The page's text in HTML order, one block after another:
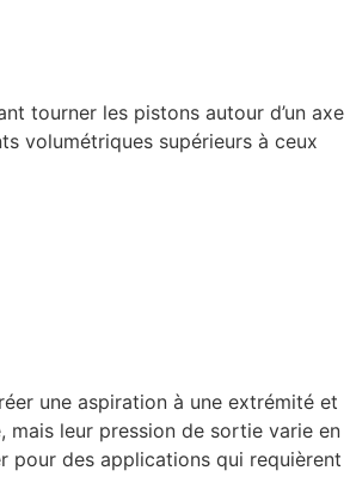
tourner les pistons autour d’un axe
volumétriques supérieurs à ceux
une aspiration à une extrémité et
mais leur pression de sortie varie en
pour des applications qui requièrent